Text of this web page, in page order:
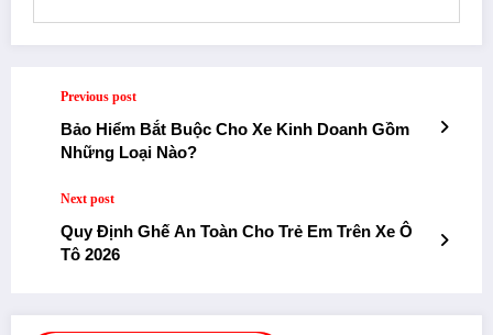
Previous post
Bảo Hiểm Bắt Buộc Cho Xe Kinh Doanh Gồm
Những Loại Nào?
Next post
Quy Định Ghế An Toàn Cho Trẻ Em Trên Xe Ô
Tô 2026